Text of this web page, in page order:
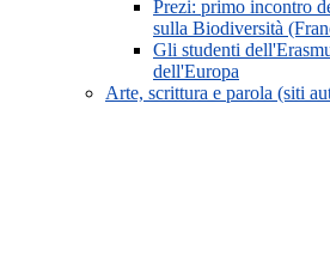
Prezi: primo incontro
sulla Biodiversità
Gli studenti
dell'Europa
Arte, scrittura e parola (siti